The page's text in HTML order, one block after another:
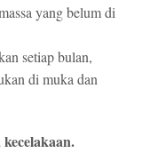
yang belum di
setiap bulan,
di muka dan